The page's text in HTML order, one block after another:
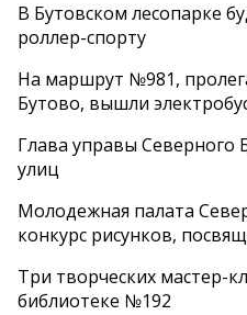
В Бутовском лесопарке
роллер-спорту
На маршрут №981,
Бутово, вышли
Глава управы Северного
улиц
Молодежная палата
конкурс рисунков,
Три творческих мастер-
библиотеке №192